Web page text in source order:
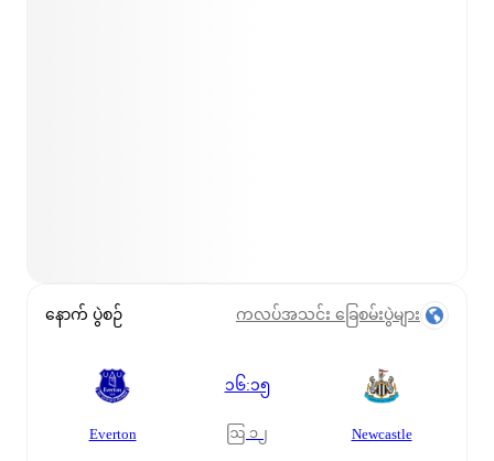
နောက် ပွဲစဉ် ကလပ်အသင်း ခြေစမ်းပွဲများ
Everton
၁၆:၁၅
ဩ ၁၂ Newcastle